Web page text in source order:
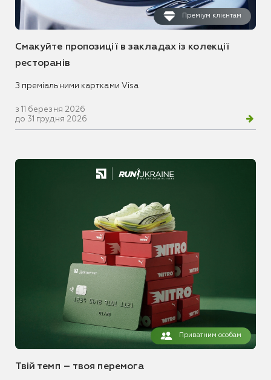
Преміум клієнтам
Смакуйте пропозиції в закладах із колекції
ресторанів
З преміальними картками Visa
з 11 березня 2026
до 31 грудня 2026
Приватним особам
Твій темп – твоя перемога